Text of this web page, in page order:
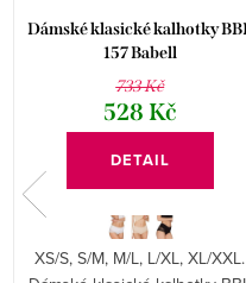
Dámské klasické kalhotky
157 Babell
733 Kč
528 Kč
DETAIL
XS/S, S/M, M/L, L/XL, XL/XXL.